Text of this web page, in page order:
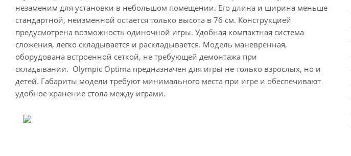
незаменим для установки в небольшом помещении. Его длина и ширина меньше
стандартной, неизменной остается только высота в 76 см. Конструкцией
предусмотрена возможность одиночной игры. Удобная компактная система
сложения, легко складывается и раскладывается. Модель маневренная,
оборудована встроенной сеткой, не требующей демонтажа при
складывании. Olympic Optima предназначен для игры не только взрослых, но и
детей. Габариты модели требуют минимального места при игре и обеспечивают
удобное хранение стола между играми.